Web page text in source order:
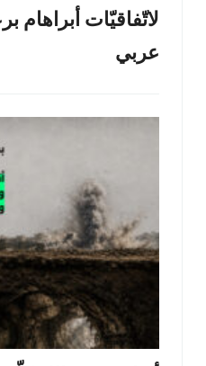
لاتّفاقيّات أبراهام
عربي